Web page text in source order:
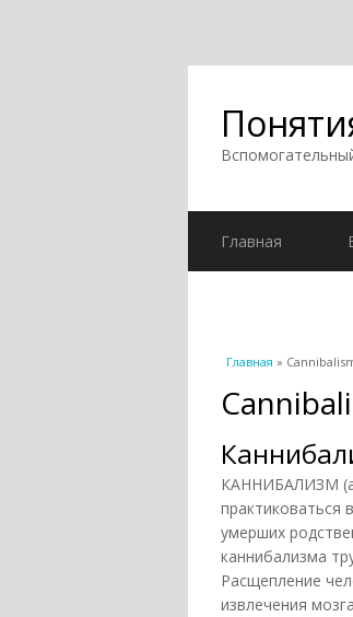
Главная
Вы здесь
Главная »
КАННИБАЛИЗМ
практиковаться
умерших
каннибализма
Расщепление
извлечения